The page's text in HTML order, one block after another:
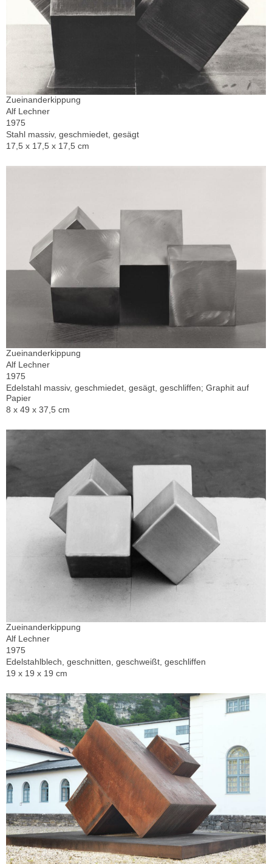
Zueinanderkippung
Alf Lechner
1975
Stahl massiv, geschmiedet, gesägt
17,5 x 17,5 x 17,5 cm
Zueinanderkippung
Alf Lechner
1975
Edelstahl massiv, geschmiedet, gesägt, geschliffen; Graphit auf
Papier
8 x 49 x 37,5 cm
Zueinanderkippung
Alf Lechner
1975
Edelstahlblech, geschnitten, geschweißt, geschliffen
19 x 19 x 19 cm